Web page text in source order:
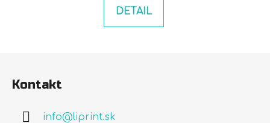
DETAIL
Kontakt
info@liprint.sk